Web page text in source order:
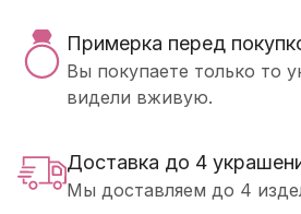
Примерка перед
Вы покупаете только то
видели вживую.
Доставка до 4
Мы доставляем до 4